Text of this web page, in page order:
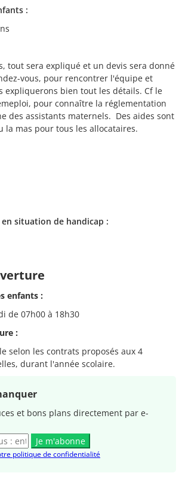
:
tout sera expliqué et un devis sera donné
vous, pour rencontrer l'équipe et
expliquerons bien tout les détails. Cf le
pour connaître la réglementation
des assistants maternels. Des aides sont
la mas pour tous les allocataires.
situation de handicap :
enfants :
de 07h00 à 18h30
:
selon les contrats proposés aux 4
durant l'année scolaire.
et bons plans directement par e-
Je m'abonne
politique de confidentialité